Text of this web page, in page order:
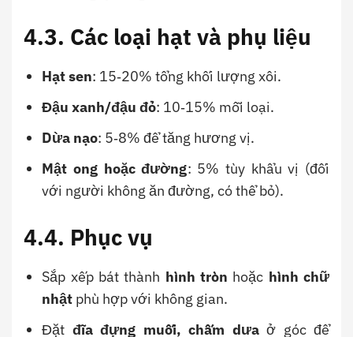
4.3. Các loại hạt và phụ liệu
Hạt sen: 15‑20% tổng khối lượng xôi.
Đậu xanh/đậu đỏ: 10‑15% mỗi loại.
Dừa nạo: 5‑8% để tăng hương vị.
Mật ong hoặc đường: 5% tùy khẩu vị (đối
với người không ăn đường, có thể bỏ).
4.4. Phục vụ
Sắp xếp bát thành hình tròn hoặc hình chữ
nhật phù hợp với không gian.
Đặt đĩa đựng muối, chấm dưaở góc để